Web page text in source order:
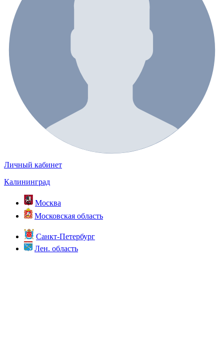
Личный кабинет
Калининград
Москва
Московская область
Санкт-Петербург
Лен. область